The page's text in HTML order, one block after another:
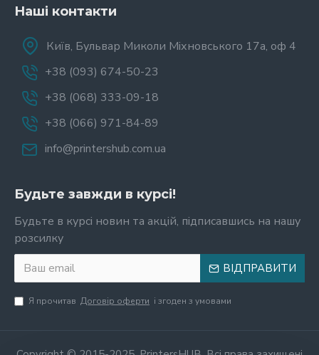
Наші контакти
Київ, Бульвар Миколи Міхновського 17а, оф 4
+38 (093) 674-50-23
+38 (068) 333-09-18
+38 (066) 971-84-89
info@printershub.com.ua
Будьте завжди в курсі!
Будьте в курсі новин та акцій, підписавшись на нашу
розсилку
ВІДПРАВИТИ
Я прочитав Договір оферти і згоден з умовами